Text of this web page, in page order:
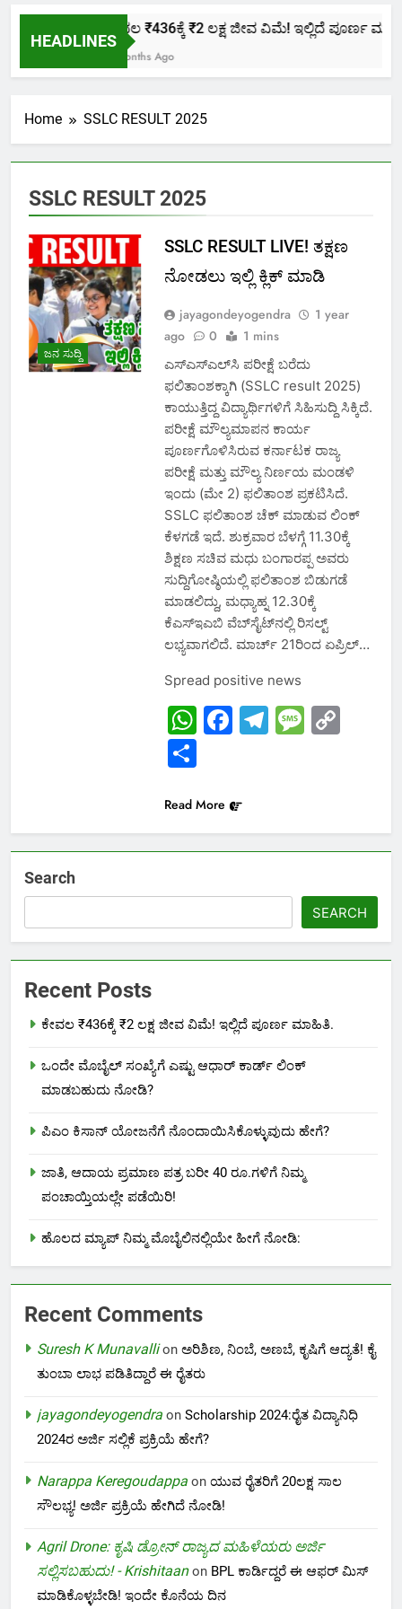
HEADLINES
ಕೇವಲ ₹436ಕ್ಕೆ ₹2 ಲಕ್ಷ ಜೀವ ವಿಮೆ! ಇಲ್ಲಿದೆ ಪೂರ್ಣ
2 Months Ago
Home SSLC RESULT 2025
SSLC RESULT 2025
ಜನ ಸುದ್ದಿ
SSLC RESULT LIVE! ತಕ್ಷಣ
ನೋಡಲು ಇಲ್ಲಿ ಕ್ಲಿಕ್ ಮಾಡಿ
jayagondeyogendra
1 year
ago
0 1 mins
ಎಸ್‌ಎಸ್‌ಎಲ್‌ಸಿ ಪರೀಕ್ಷೆ ಬರೆದು
ಫಲಿತಾಂಶಕ್ಕಾಗಿ (SSLC result 2025)
ಕಾಯುತ್ತಿದ್ದ ವಿದ್ಯಾರ್ಥಿಗಳಿಗೆ ಸಿಹಿಸುದ್ದಿ ಸಿಕ್ಕಿದೆ.
ಪರೀಕ್ಷೆ ಮೌಲ್ಯಮಾಪನ ಕಾರ್ಯ
ಪೂರ್ಣಗೊಳಿಸಿರುವ ಕರ್ನಾಟಕ ರಾಜ್ಯ
ಪರೀಕ್ಷೆ ಮತ್ತು ಮೌಲ್ಯ ನಿರ್ಣಯ ಮಂಡಳಿ
ಇಂದು (ಮೇ 2) ಫಲಿತಾಂಶ ಪ್ರಕಟಿಸಿದೆ.
SSLC ಫಲಿತಾಂಶ ಚೆಕ್ ಮಾಡುವ ಲಿಂಕ್
ಕೆಳಗಡೆ ಇದೆ. ಶುಕ್ರವಾರ ಬೆಳಗ್ಗೆ 11.30ಕ್ಕೆ
ಶಿಕ್ಷಣ ಸಚಿವ ಮಧು ಬಂಗಾರಪ್ಪ ಅವರು
ಸುದ್ದಿಗೋಷ್ಠಿಯಲ್ಲಿ ಫಲಿತಾಂಶ ಬಿಡುಗಡೆ
ಮಾಡಲಿದ್ದು, ಮಧ್ಯಾಹ್ನ 12.30ಕ್ಕೆ
ಕೆಎಸ್‌ಇಎಬಿ ವೆಬ್‌ಸೈಟ್‌ನಲ್ಲಿ ರಿಸಲ್ಟ್‌
ಲಭ್ಯವಾಗಲಿದೆ. ಮಾರ್ಚ್ 21ರಿಂದ ಏಪ್ರಿಲ್…
Spread positive news
WhatsApp
Facebook
Telegram
Share
Read More
Search
SEARCH
Recent Posts
ಕೇವಲ ₹436ಕ್ಕೆ ₹2 ಲಕ್ಷ ಜೀವ ವಿಮೆ! ಇಲ್ಲಿದೆ ಪೂರ್ಣ ಮಾಹಿತಿ.
ಒಂದೇ ಮೊಬೈಲ್ ಸಂಖ್ಯೆಗೆ ಎಷ್ಟು ಆಧಾರ್ ಕಾರ್ಡ್ ಲಿಂಕ್
ಮಾಡಬಹುದು ನೋಡಿ?
ಪಿಎಂ ಕಿಸಾನ್ ಯೋಜನೆಗೆ ನೊಂದಾಯಿಸಿಕೊಳ್ಳುವುದು ಹೇಗೆ?
ಜಾತಿ, ಆದಾಯ ಪ್ರಮಾಣ ಪತ್ರ ಬರೀ 40 ರೂ.ಗಳಿಗೆ ನಿಮ್ಮ
ಪಂಚಾಯ್ತಿಯಲ್ಲೇ ಪಡೆಯಿರಿ!
ಹೊಲದ ಮ್ಯಾಪ್ ನಿಮ್ಮ ಮೊಬೈಲಿನಲ್ಲಿಯೇ ಹೀಗೆ ನೋಡಿ:
Recent Comments
Suresh K Munavallion ಅರಿಶಿಣ, ನಿಂಬೆ, ಅಣಬೆ, ಕೃಷಿಗೆ ಆದ್ಯತೆ! ಕೈ
ತುಂಬಾ ಲಾಭ ಪಡಿತಿದ್ದಾರೆ ಈ ರೈತರು
jayagondeyogendra on Scholarship 2024:ರೈತ ವಿದ್ಯಾನಿಧಿ
2024ರ ಅರ್ಜಿ ಸಲ್ಲಿಕೆ ಪ್ರಕ್ರಿಯೆ ಹೇಗೆ?
Narappa Keregoudappa on ಯುವ ರೈತರಿಗೆ 20ಲಕ್ಷ ಸಾಲ
ಸೌಲಭ್ಯ! ಅರ್ಜಿ ಪ್ರಕ್ರಿಯೆ ಹೇಗಿದೆ ನೋಡಿ!
Agril Drone: ಕೃಷಿ ಡ್ರೋನ್ ರಾಜ್ಯದ ಮಹಿಳೆಯರು ಅರ್ಜಿ
ಸಲ್ಲಿಸಬಹುದು! - Krishitaanon BPL ಕಾರ್ಡಿದ್ದರೆ ಈ ಆಫರ್ ಮಿಸ್
ಮಾಡಿಕೊಳ್ಳಬೇಡಿ! ಇಂದೇ ಕೊನೆಯ ದಿನ